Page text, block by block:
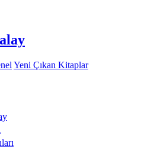
Yeni Çıkan Kitaplar